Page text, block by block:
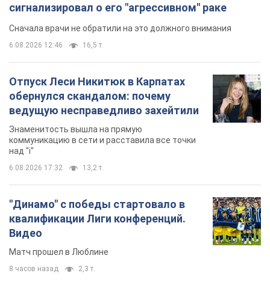
сигнализировал о его "агрессивном" раке
Сначала врачи не обратили на это должного внимания
6.08.2026 12:46 16,5 т.
Отпуск Леси Никитюк в Карпатах
обернулся скандалом: почему
ведущую несправедливо захейтили
Знаменитость вышла на прямую
коммуникацию в сети и расставила все точки
над "i"
6.08.2026 17:32 13,2 т.
"Динамо" с победы стартовало в
квалификации Лиги конференций.
Видео
Матч прошел в Люблине
8 часов назад 2,3 т.